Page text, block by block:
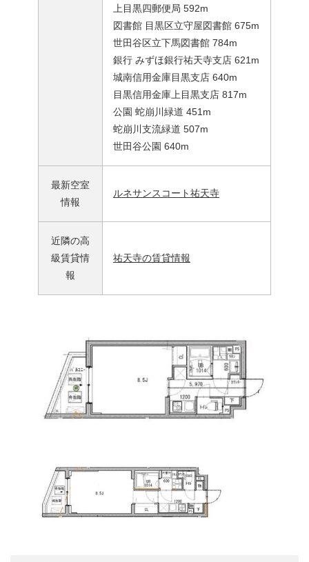
上目黒四郵便局 592m
図書館 目黒区立守屋図書館 675m
世田谷区立下馬図書館 784m
銀行 みずほ銀行祐天寺支店 621m
城南信用金庫目黒支店 640m
目黒信用金庫上目黒支店 817m
公園 蛇崩川緑道 451m
蛇崩川支流緑道 507m
世田谷公園 640m
最新空室
情報
ルネサンスコート祐天寺
近隣の高
級賃貸情
報
祐天寺の賃貸情報